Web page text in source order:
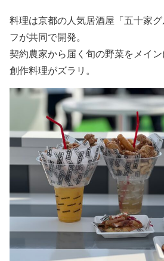
料理は京都の人気居酒屋「五十家
フが共同で開発。
契約農家から届く旬の野菜をメイ
創作料理がズラリ。